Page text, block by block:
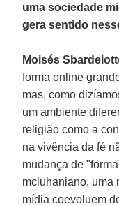
uma sociedade
gera sentido
Moisés
forma online
mas, como
um ambiente
religião como a
na vivência da fé
mudança de
mcluhaniano, uma
mídia coevoluem